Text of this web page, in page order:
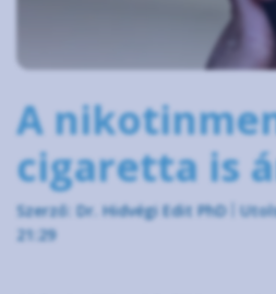
A
cigaretta is
Szerző: Dr. Hidvégi Edit PhD
21:29